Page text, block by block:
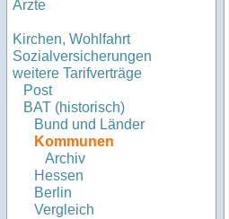
Ärzte
Kirchen, Wohlfahrt
Sozialversicherungen
weitere Tarifverträge
Post
BAT (historisch)
Bund und Länder
Kommunen
Archiv
Hessen
Berlin
Vergleich